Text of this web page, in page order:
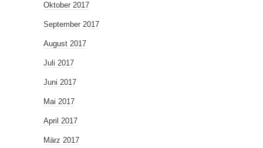
Oktober 2017
September 2017
August 2017
Juli 2017
Juni 2017
Mai 2017
April 2017
März 2017